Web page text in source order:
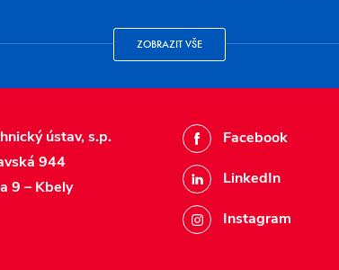
ZOBRAZIT VŠE
ústav, s.p.
944
9 – Kbely
Facebook
LinkedIn
Instagram